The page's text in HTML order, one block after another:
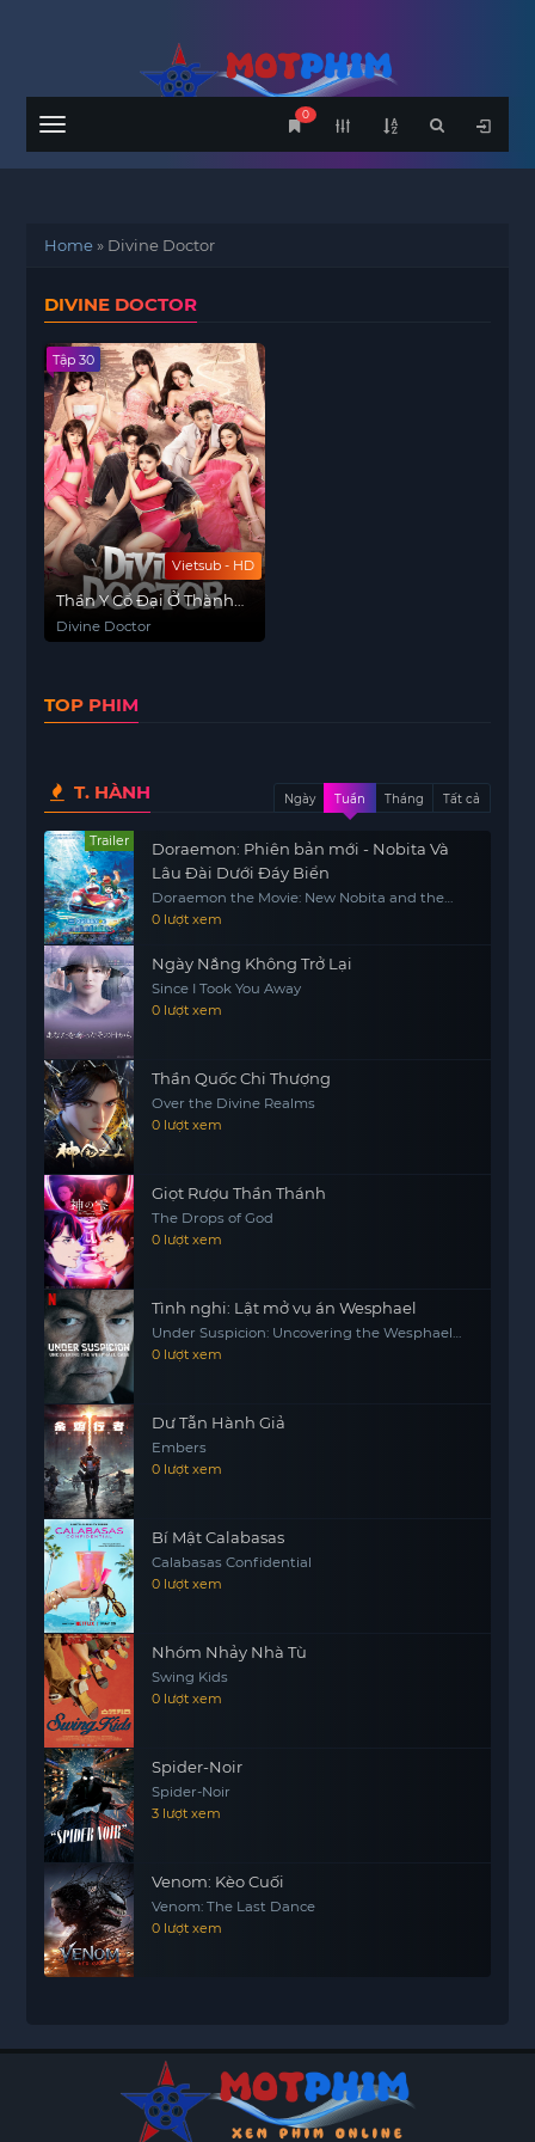
Menu
0
Home» Divine Doctor
DIVINE DOCTOR
Vietsub - HD
Tập 30
Thần Y Cổ Đại Ở Thành
Phố
Divine Doctor
TOP PHIM
T. HÀNH Ngày Tuần Tháng Tất cả
Trailer
Doraemon: Phiên bản mới - Nobita Và
Lâu Đài Dưới Đáy Biển
Doraemon the Movie: New Nobita and the
Castle of the Undersea Devil
0 lượt xem
Ngày Nắng Không Trở Lại
Since I Took You Away
0 lượt xem
Thần Quốc Chi Thượng
Over the Divine Realms
0 lượt xem
Giọt Rượu Thần Thánh
The Drops of God
0 lượt xem
Tình nghi: Lật mở vụ án Wesphael
Under Suspicion: Uncovering the Wesphael
Case
0 lượt xem
Dư Tẫn Hành Giả
Embers
0 lượt xem
Bí Mật Calabasas
Calabasas Confidential
0 lượt xem
Nhóm Nhảy Nhà Tù
Swing Kids
0 lượt xem
Spider-Noir
Spider-Noir
3 lượt xem
Venom: Kèo Cuối
Venom: The Last Dance
0 lượt xem